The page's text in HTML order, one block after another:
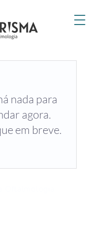
nada para
agora.
em breve.